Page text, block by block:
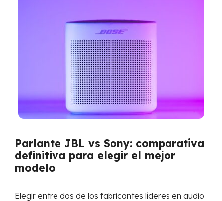
Parlante JBL vs Sony: comparativa
definitiva para elegir el mejor
modelo
Elegir entre dos de los fabricantes líderes en audio